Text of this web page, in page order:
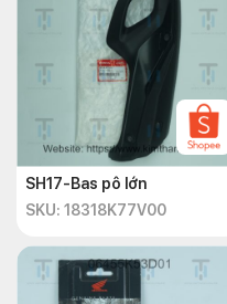
SH17-Bas pô lớn
SKU: 18318K77V00